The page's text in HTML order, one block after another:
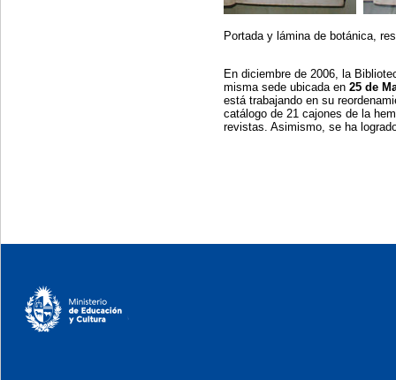
Portada y lámina de botánica,
En diciembre de 2006, la
misma sede ubicada en 25 de
está trabajando en su
catálogo de 21 cajones de la
revistas. Asimismo, se ha